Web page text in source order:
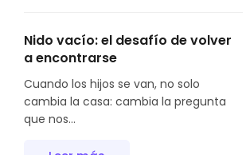
Nido vacío: el desafío de volver
a encontrarse
Cuando los hijos se van, no solo
cambia la casa: cambia la pregunta
que nos...